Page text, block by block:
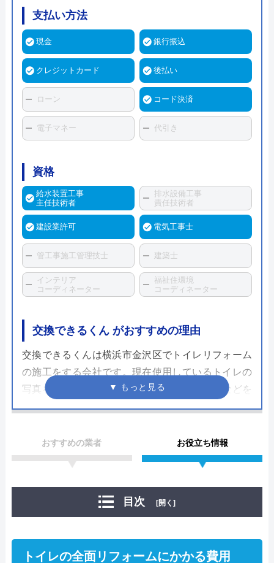
支払い方法
現金 銀行振込
クレジットカード 後払い
ローン コード決済
電子マネー 代引き
資格
給水装置工事
主任技術者
排水設備工事
責任技術者
建設業許可 電気工事士
管工事施工管理技士 建築士
インテリア
コーディネーター
福祉住環境
コーディネーター
交換できるくん がおすすめの理由
交換できるくんは横浜市金沢区でトイレリフォーム
の施工をする会社です。現在使用しているトイレの
写真を送るだけで見積もりが可能で、工事費などを
全て含めたまるごとサービスパックによる明朗会計
アフターサービスについても専用の窓口を設けてお
証書の期限は10年間。手厚いサポートがあるおかげ
おすすめの業者 お役立ち情報
目次 [開く]
トイレの全面リフォームにかかる費用